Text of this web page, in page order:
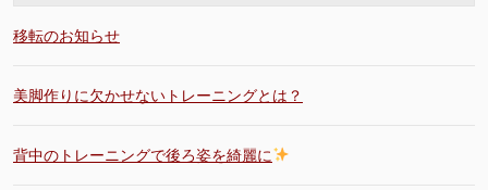
移転のお知らせ
美脚作りに欠かせないトレーニングとは？
背中のトレーニングで後ろ姿を綺麗に